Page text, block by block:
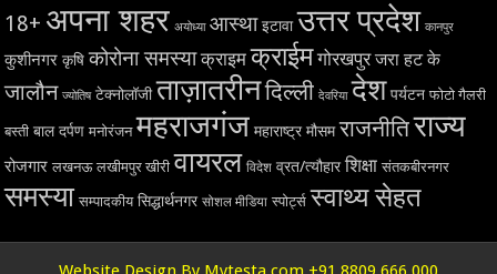
18+ अपना शहर अयोध्या आस्था इटावा उत्तर प्रदेश कानपुर
कुशीनगर कृषि कोरोना समस्या क्राइम क्राईम गोरखपुर जरा हट के
जालौन ज्योतिष टेक्नोलॉजी ताज़ातरीनदिल्ली देवरिया देश पर्यटन फोटो गैलरी
बस्ती बाल दर्पण मनोरंजन महराजगंज महाराष्ट्र मौसम राजनीतिराज्य
रोजगार लखनऊ लखीमपुर खीरी वायरल विदेश व्रत/त्यौहार शिक्षा संतकबीरनगर
समस्या सम्पादकीय सिद्धार्थनगर सोशल मीडिया स्पोर्ट्स स्वाथ्य सेहत